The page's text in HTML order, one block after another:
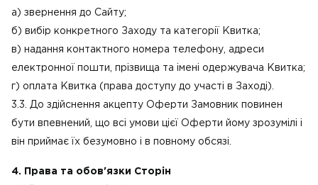
а) звернення до Сайту;
б) вибір конкретного Заходу та категорії Квитка;
в) надання контактного номера телефону, адреси
електронної пошти, прізвища та імені одержувача Квитка;
г) оплата Квитка (права доступу до участі в Заході).
3.3. До здійснення акцепту Оферти Замовник повинен
бути впевнений, що всі умови цієї Оферти йому зрозумілі і
він приймає їх безумовно і в повному обсязі.
4. Права та обов'язки Сторін